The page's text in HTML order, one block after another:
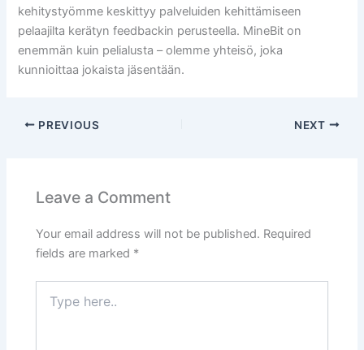
kehitystyömme keskittyy palveluiden kehittämiseen
pelaajilta kerätyn feedbackin perusteella. MineBit on
enemmän kuin pelialusta – olemme yhteisö, joka
kunnioittaa jokaista jäsentään.
PREVIOUS NEXT
Leave a Comment
Your email address will not be published. Required
fields are marked *
here..